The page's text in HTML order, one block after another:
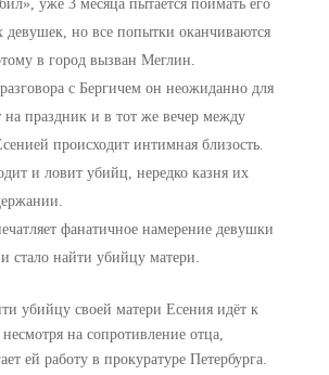
уже 3 месяца пытается поймать его
девушек, но все попытки оканчиваются
в город вызван Меглин.
с Бергичем он неожиданно для
на праздник и в тот же вечер между
происходит интимная близость.
и ловит убийц, нередко казня их
фанатичное намерение девушки
стало найти убийцу матери.
убийцу своей матери Есения идёт к
на сопротивление отца,
ей работу в прокуратуре Петербурга.